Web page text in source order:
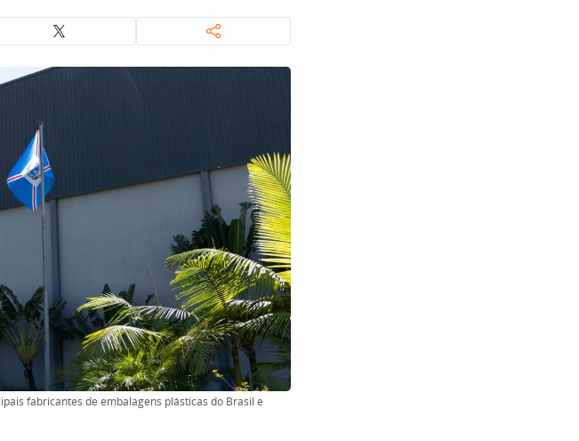
fabricantes de embalagens plásticas do Brasil e